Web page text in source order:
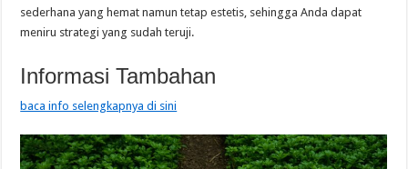
sederhana yang hemat namun tetap estetis, sehingga Anda dapat
meniru strategi yang sudah teruji.
Informasi Tambahan
baca info selengkapnya di sini